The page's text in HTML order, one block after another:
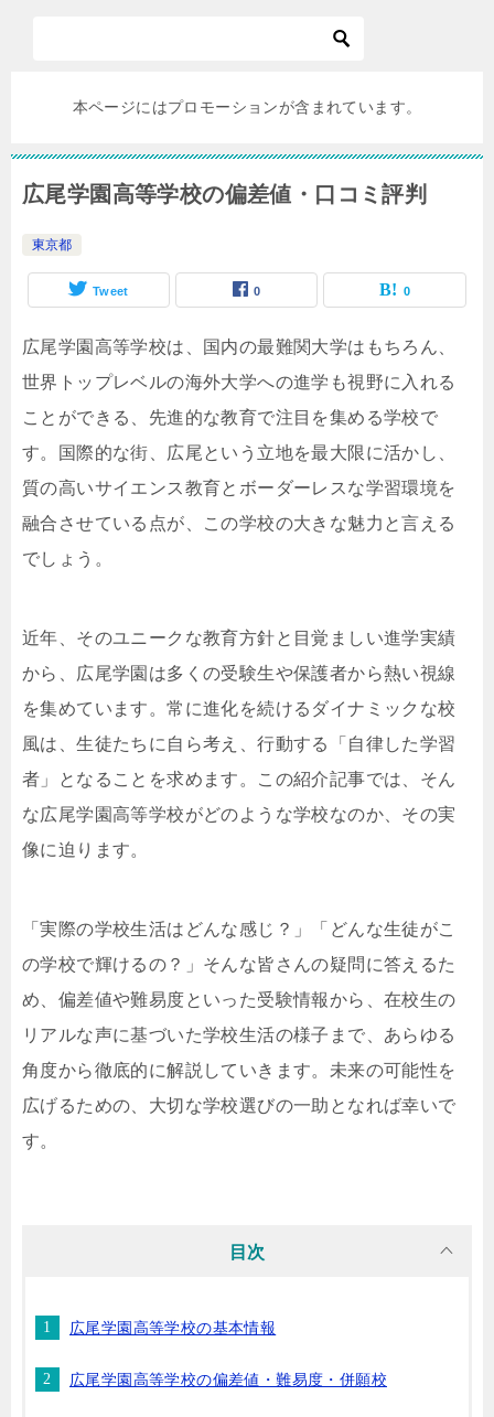
本ページにはプロモーションが含まれています。
広尾学園高等学校の偏差値・口コミ評判
東京都
Tweet 0 0
広尾学園高等学校は、国内の最難関大学はもちろん、
世界トップレベルの海外大学への進学も視野に入れる
ことができる、先進的な教育で注目を集める学校で
す。国際的な街、広尾という立地を最大限に活かし、
質の高いサイエンス教育とボーダーレスな学習環境を
融合させている点が、この学校の大きな魅力と言える
でしょう。
近年、そのユニークな教育方針と目覚ましい進学実績
から、広尾学園は多くの受験生や保護者から熱い視線
を集めています。常に進化を続けるダイナミックな校
風は、生徒たちに自ら考え、行動する「自律した学習
者」となることを求めます。この紹介記事では、そん
な広尾学園高等学校がどのような学校なのか、その実
像に迫ります。
「実際の学校生活はどんな感じ？」「どんな生徒がこ
の学校で輝けるの？」そんな皆さんの疑問に答えるた
め、偏差値や難易度といった受験情報から、在校生の
リアルな声に基づいた学校生活の様子まで、あらゆる
角度から徹底的に解説していきます。未来の可能性を
広げるための、大切な学校選びの一助となれば幸いで
す。
目次
広尾学園高等学校の基本情報
広尾学園高等学校の偏差値・難易度・併願校